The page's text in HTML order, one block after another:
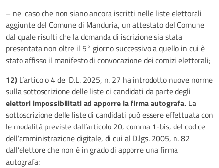
– nel caso che non siano ancora iscritti nelle liste elettorali
aggiunte del Comune di Manduria, un attestato del Comune
dal quale risulti che la domanda di iscrizione sia stata
presentata non oltre il 5° giorno successivo a quello in cui è
stato affisso il manifesto di convocazione dei comizi elettorali;
12) L’articolo 4 del D.L. 2025, n. 27 ha introdotto nuove norme
sulla sottoscrizione delle liste di candidati da parte degli
elettori impossibilitati ad apporre la firma autografa. La
sottoscrizione delle liste di candidati può essere effettuata con
le modalità previste dall’articolo 20, comma 1-bis, del codice
dell’amministrazione digitale, di cui al D.lgs. 2005, n. 82
dall’elettore che non è in grado di apporre una firma
autografa: